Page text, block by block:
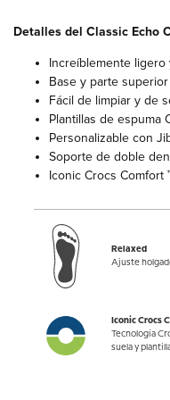
Detalles del Classic Echo
Increíblemente ligero
Base y parte
Fácil de limpiar y de
Plantillas de espuma
Personalizable con
Soporte de doble
Iconic Crocs Comfort
Relaxed
Ajuste
Iconic Crocs
Tecnología
suela y